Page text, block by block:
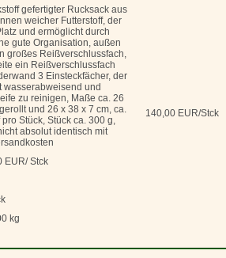
gefertigter Rucksack aus
weicher Futterstoff, der
und ermöglicht durch
gute Organisation, außen
großes Reißverschlussfach,
ein Reißverschlussfach
3 Einsteckfächer, der
wasserabweisend und
zu reinigen, Maße ca. 26
und 26 x 38 x 7 cm, ca.
Stück, Stück ca. 300 g,
absolut identisch mit
EUR/ Stck
kg
140,00 EUR/Stck